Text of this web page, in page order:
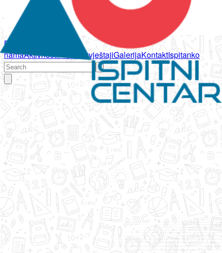
Početna
namaAktivnostiPropisi IzvještajiGalerijaKontaktIspitanko